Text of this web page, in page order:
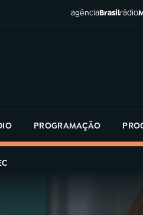
agênciaBrasilrádio
PROGRAMAÇÃO